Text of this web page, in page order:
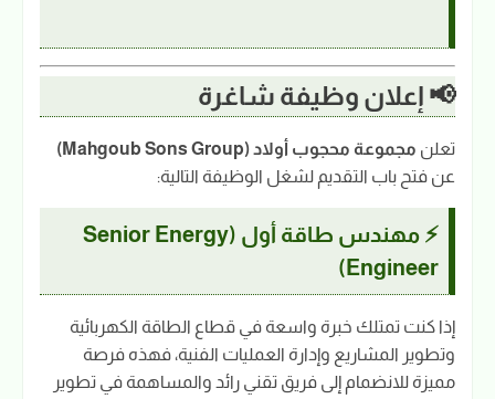
📢 إعلان وظيفة شاغرة
تعلن مجموعة محجوب أولاد (Mahgoub Sons Group)
عن فتح باب التقديم لشغل الوظيفة التالية:
⚡ مهندس طاقة أول (Senior Energy
Engineer)
إذا كنت تمتلك خبرة واسعة في قطاع الطاقة الكهربائية
وتطوير المشاريع وإدارة العمليات الفنية، فهذه فرصة
مميزة للانضمام إلى فريق تقني رائد والمساهمة في تطوير